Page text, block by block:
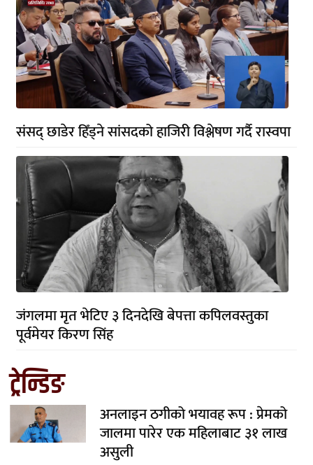
संसद् छाडेर हिँड्ने सांसदको हाजिरी विश्लेषण गर्दै रास्वपा
जंगलमा मृत भेटिए ३ दिनदेखि बेपत्ता कपिलवस्तुका
पूर्वमेयर किरण सिंह
ट्रेन्डिङ
अनलाइन ठगीको भयावह रूप : प्रेमको
जालमा पारेर एक महिलाबाट ३१ लाख
असुली